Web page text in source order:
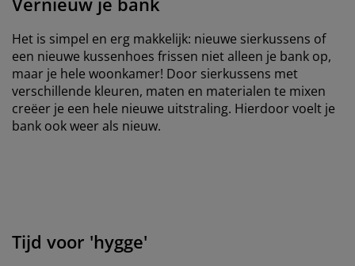
Het is simpel en erg makkelijk: nieuwe sierkussens of
een nieuwe kussenhoes frissen niet alleen je bank op,
maar je hele woonkamer! Door sierkussens met
verschillende kleuren, maten en materialen te mixen
creëer je een hele nieuwe uitstraling. Hierdoor voelt je
bank ook weer als nieuw.
Tijd voor 'hygge'